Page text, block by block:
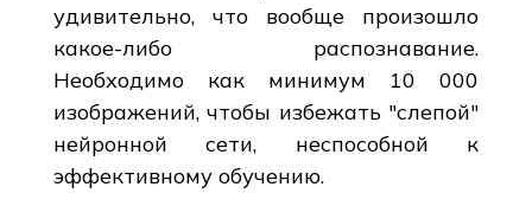
удивительно, что вообще произошло
какое-либо распознавание.
Необходимо как минимум 10 000
изображений, чтобы избежать "слепой"
нейронной сети, неспособной к
эффективному обучению.